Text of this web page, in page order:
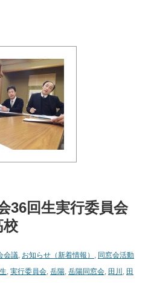
36回生実行委員会
校
会議, お知らせ（新着情報） , 同窓会活動
, 実行委員会, 岳陽, 岳陽同窓会, 田川 , 田